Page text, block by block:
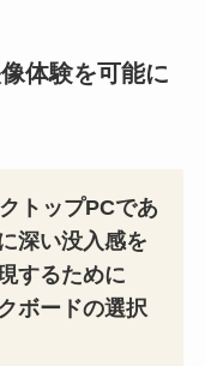
体験を可能に
トップPCであ
深い没入感を
するために
ボードの選択